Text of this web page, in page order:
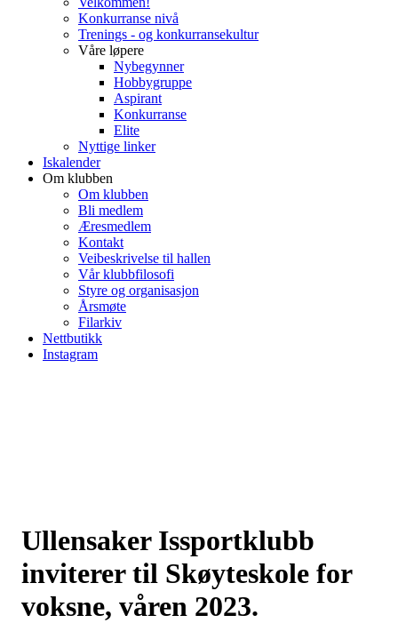
Konkurranse nivå
Trenings - og konkurransekultur
Våre løpere
Nybegynner
Hobbygruppe
Aspirant
Konkurranse
Elite
Nyttige linker
Iskalender
Om klubben
Om klubben
Bli medlem
Æresmedlem
Kontakt
Veibeskrivelse til hallen
Vår klubbfilosofi
Styre og organisasjon
Årsmøte
Filarkiv
Nettbutikk
Instagram
Ullensaker Issportklubb
inviterer til Skøyteskole for
voksne, våren 2023.